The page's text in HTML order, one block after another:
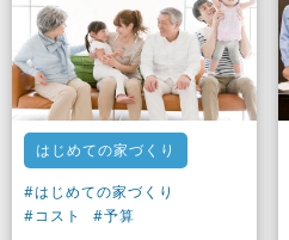
はじめての家づくり
#はじめての家づくり
#コスト
#予算